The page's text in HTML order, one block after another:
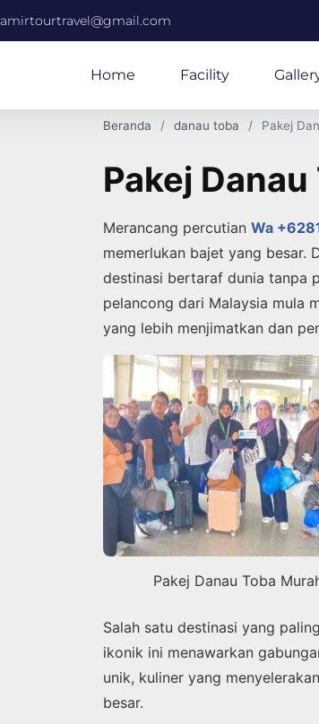
amirtourtravel@gmail.com
Home Facility
Beranda danau toba Pakej
Pakej
Merancang percutian Wa
memerlukan bajet yang besar.
destinasi bertaraf dunia tanpa
pelancong dari Malaysia mula
yang lebih menjimatkan dan
Pakej Danau Toba
Salah satu destinasi yang
ikonik ini menawarkan
unik, kuliner yang
besar.